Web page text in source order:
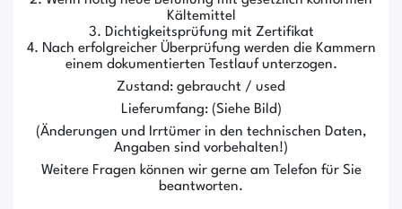
Kältemittel
3. Dichtigkeitsprüfung mit Zertifikat
4. Nach erfolgreicher Überprüfung werden die Kammern
einem dokumentierten Testlauf unterzogen.
Zustand: gebraucht / used
Lieferumfang: (Siehe Bild)
(Änderungen und Irrtümer in den technischen Daten,
Angaben sind vorbehalten!)
Weitere Fragen können wir gerne am Telefon für Sie
beantworten.